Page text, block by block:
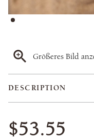
Größeres Bild
DESCRIPTION
$53.55